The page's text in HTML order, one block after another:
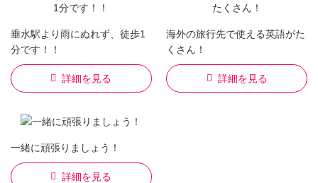
垂水駅より雨にぬれず、徒歩1
分です！！
詳細を見る
海外の旅行先で使える英語がた
くさん！
詳細を見る
一緒に頑張りましょう！
詳細を見る